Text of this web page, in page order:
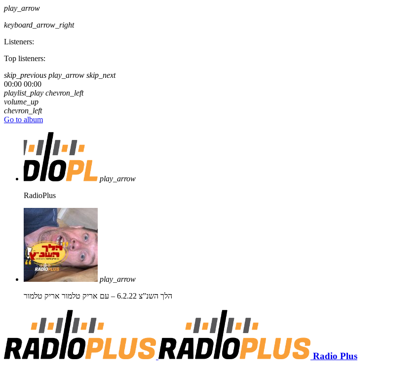
play_arrow
keyboard_arrow_right
Listeners:
Top listeners:
skip_previous play_arrow skip_next
00:00 00:00
playlist_play chevron_left
volume_up
chevron_left
Go to album
play_arrow
RadioPlus
play_arrow
הלך השנ”צ 6.2.22 – עם אריק טלמור
אריק טלמור
Radio Plus